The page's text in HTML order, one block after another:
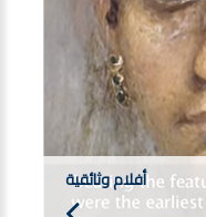
أفلام وثائقية